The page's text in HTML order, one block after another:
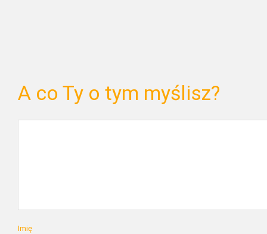
A co Ty o tym myślisz?
Imię